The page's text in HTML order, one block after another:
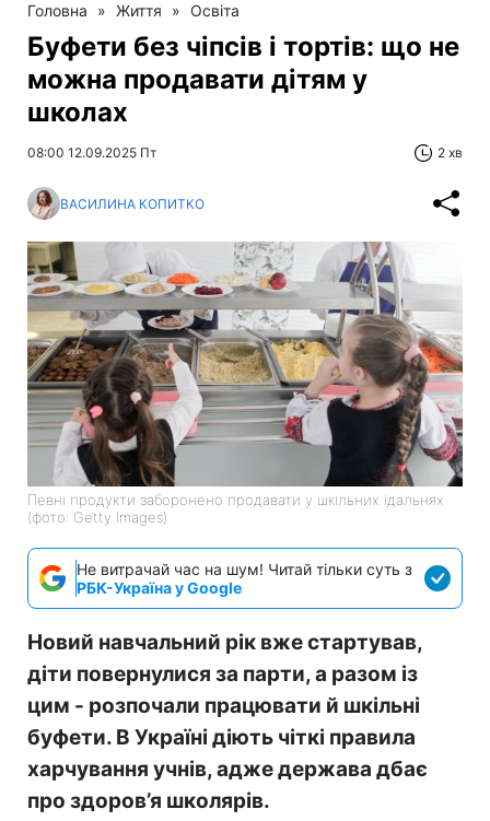
Головна » Життя » Освіта
Буфети без чіпсів і тортів: що не
можна продавати дітям у
школах
08:00 12.09.2025 Пт 2 хв
ВАСИЛИНА КОПИТКО
Певні продукти заборонено продавати у шкільних їдальнях
(фото: Getty Images)
Не витрачай час на шум! Читай тільки суть з
РБК-Україна у Google
Новий навчальний рік вже стартував,
діти повернулися за парти, а разом із
цим - розпочали працювати й шкільні
буфети. В Україні діють чіткі правила
харчування учнів, адже держава дбає
про здоров’я школярів.